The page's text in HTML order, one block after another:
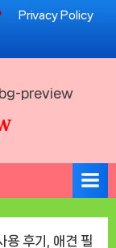
Privacy Policy